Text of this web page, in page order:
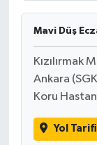
Mavi Düş
Kızılırmak
Ankara
Koru
Yol Tarifi